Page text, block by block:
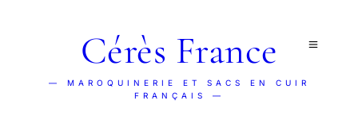
Cérès France
— MAROQUINERIE ET SACS EN CUIR
FRANÇAIS —